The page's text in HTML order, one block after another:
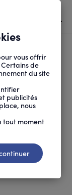
vous offrir
de
du site
publicités
nous
tout moment